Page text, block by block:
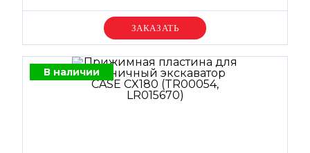
Уточняйте цену
В наличии